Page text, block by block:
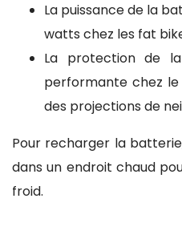
La puissance de la
watts chez les fat
La protection de
performante chez
des projections de
Pour recharger la
dans un endroit chaud
froid.